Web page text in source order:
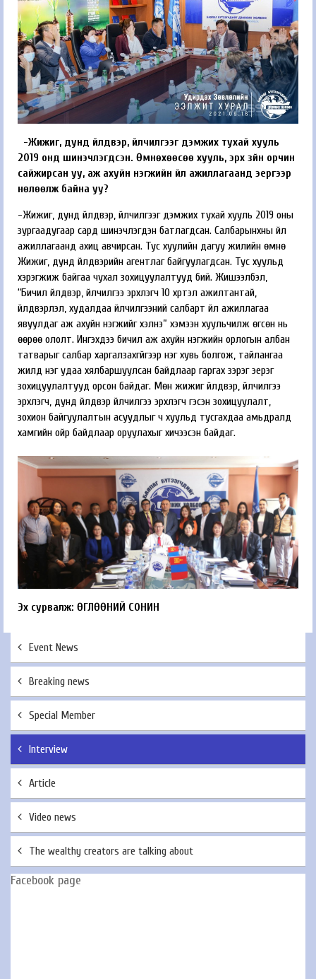
-Жижиг, дунд үйлдвэр, үйлчилгээг дэмжих тухай хууль
2019 онд шинэчлэгдсэн. Өмнөхөөсөө хууль, эрх зүйн орчин
сайжирсан уу, аж ахуйн нэгжийн үйл ажиллагаанд эергээр
нөлөөлж байна уу?
-Жижиг, дунд үйлдвэр, үйлчилгээг дэмжих тухай хууль 2019 оны
зургаадугаар сард шинэчлэгдэн батлагдсан. Салбарынхны үйл
ажиллагаанд ахиц авчирсан. Тус хуулийн дагуу жилийн өмнө
Жижиг, дунд үйлдвэрийн агентлаг байгуу­лагдсан. Тус хуульд
хэрэгжиж байгаа чухал зохицуулалтууд бий. Жишээлбэл,
“Бичил үйлдвэр, үйлчилгээ эрхлэгч 10 хүртэл ажилтантай,
үйлдвэрлэл, худалдаа үйлчилгээний салбарт үйл ажиллагаа
явуулдаг аж ахуйн нэгжийг хэлнэ” хэмээн хуульчилж өгсөн нь
өөрөө ололт. Ингэхдээ бичил аж ахуйн нэгжийн орлогын албан
татварыг салбар харгалзахгүйгээр нэг хувь болгож, тайлангаа
жилд нэг удаа хялбаршуулсан байдлаар гаргах зэрэг эерэг
зохицуулалтууд орсон байдаг. Мөн жижиг үйлдвэр, үйлчилгээ
эрхлэгч, дунд үйлдвэр үйлчилгээ эрхлэгч гэсэн зохицуулалт,
зохион байгуулалтын асуудлыг ч хуульд тусгахдаа амьдралд
хамгийн ойр байдлаар оруулахыг хичээсэн байдаг.
Эх сурвалж: ӨГЛӨӨНИЙ СОНИН
Event News
Breaking news
Special Member
Interview
Article
Video news
The wealthy creators are talking about
Facebook page